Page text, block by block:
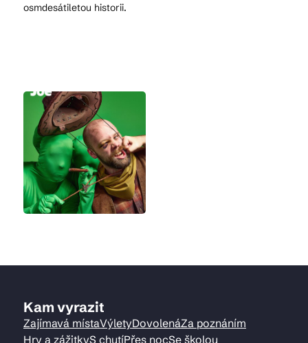
osmdesátiletou historii.
Kam vyrazit
Zajímavá místaVýletyDovolenáZa poznáním
Hry a zážitkyS chutíPřes nocSe školou